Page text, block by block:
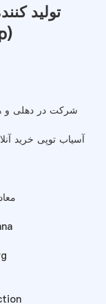
تولید
)
شرکت در دهلی
آسیاب توپی خرید